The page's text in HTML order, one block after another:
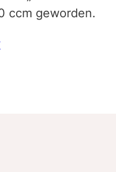
ccm geworden.